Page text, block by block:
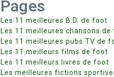
Pages
Les 11 meilleures B.D. de foot
Les 11 meilleures chansons de
Les 11 meilleures pubs TV de
Les 11 meilleurs films de foot
Les 11 meilleurs livres de foot
Les meilleures fictions